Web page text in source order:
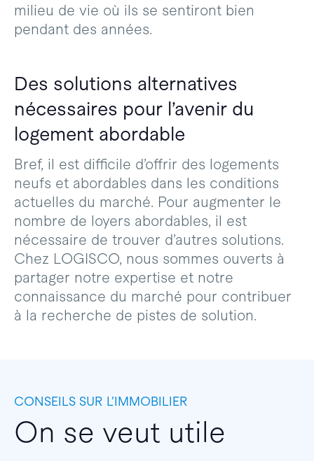
milieu de vie où ils se sentiront bien
pendant des années.
Des solutions alternatives
nécessaires pour l’avenir du
logement abordable
Bref, il est difficile d’offrir des logements
neufs et abordables dans les conditions
actuelles du marché. Pour augmenter le
nombre de loyers abordables, il est
nécessaire de trouver d’autres solutions.
Chez LOGISCO, nous sommes ouverts à
partager notre expertise et notre
connaissance du marché pour contribuer
à la recherche de pistes de solution.
CONSEILS SUR L’IMMOBILIER
On se veut utile